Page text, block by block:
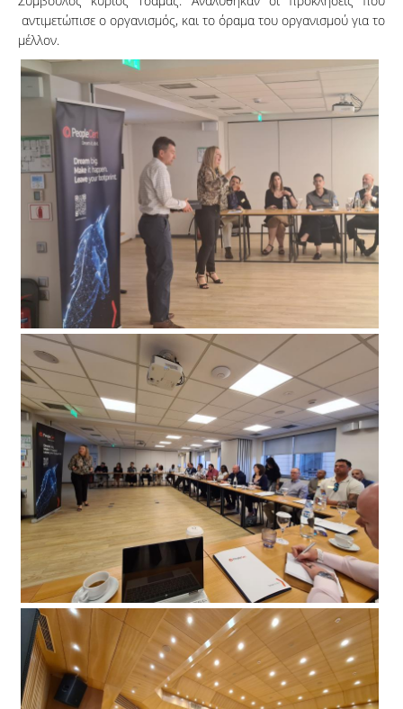
αντιμετώπισε ο οργανισμός, και το όραμα του οργανισμού για το
μέλλον.